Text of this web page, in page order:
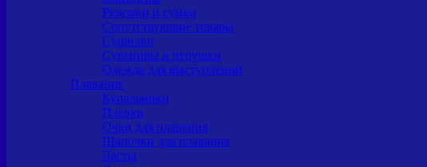
Рюкзаки и сумки
Сопутствующие товары
Сушилки
Сувениры и игрушки
Одежда для выступлений
Плавание
Купальники
Плавки
Очки для плавания
Шапочки для плавания
Ласты